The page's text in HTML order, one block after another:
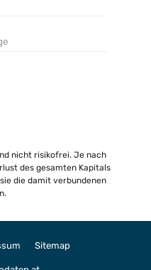
nicht risikofrei. Je nach
des gesamten Kapitals
die damit verbundenen
Sitemap